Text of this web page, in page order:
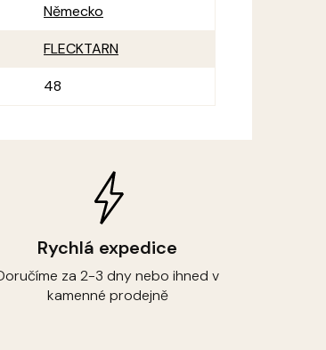
Rychlá expedice
za 2-3 dny nebo ihned v
kamenné prodejně
Německo
FLECKTARN
48